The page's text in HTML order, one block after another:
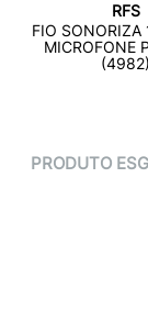
RFS
FIO SONORIZA
MICROFONE
(4982)
PRODUTO